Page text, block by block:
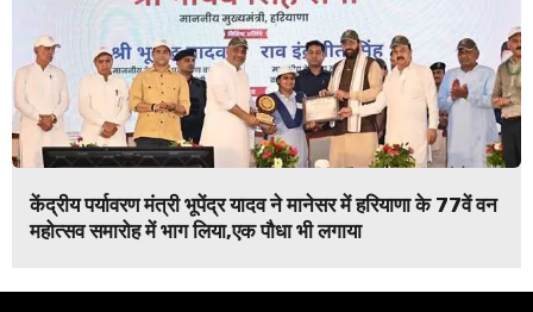
केंद्रीय पर्यावरण मंत्री भूपेंद्र यादव ने मानेसर में हरियाणा के 77वें वन
महोत्सव समारोह में भाग लिया,एक पौधा भी लगाया